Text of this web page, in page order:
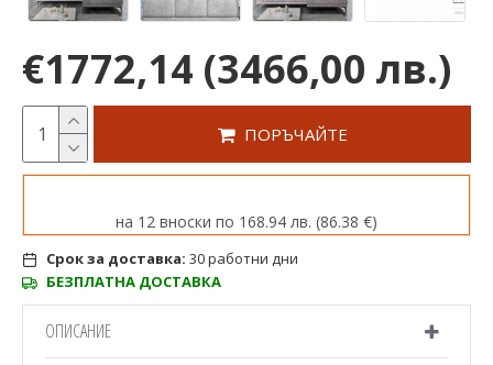
Срок за доставка: 30 работни дни
БЕЗПЛАТНА ДОСТАВКА
€1772,14 (3466,00 лв.)
ПОРЪЧАЙТЕ
на 12 вноски по 168.94 лв. (86.38 €)
ОПИСАНИЕ